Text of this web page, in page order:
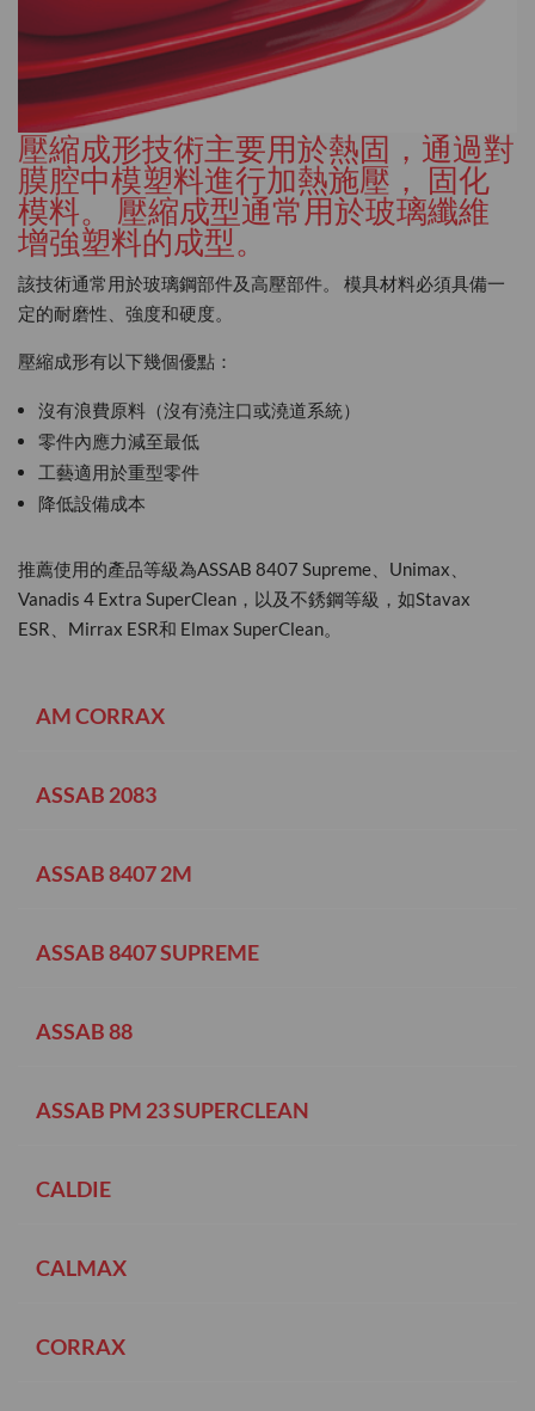
壓縮成形技術主要用於熱固，通過對
膜腔中模塑料進行加熱施壓， 固化
模料。 壓縮成型通常用於玻璃纖維
增強塑料的成型。
該技術通常用於玻璃鋼部件及高壓部件。 模具材料必須具備一
定的耐磨性、強度和硬度。
壓縮成形有以下幾個優點：
沒有浪費原料（沒有澆注口或澆道系統）
零件內應力減至最低
工藝適用於重型零件
降低設備成本
推薦使用的產品等級為ASSAB 8407 Supreme、Unimax、
Vanadis 4 Extra SuperClean，以及不銹鋼等級，如Stavax
ESR、Mirrax ESR和 Elmax SuperClean。
AM CORRAX
ASSAB 2083
ASSAB 8407 2M
ASSAB 8407 SUPREME
ASSAB 88
ASSAB PM 23 SUPERCLEAN
CALDIE
CALMAX
CORRAX